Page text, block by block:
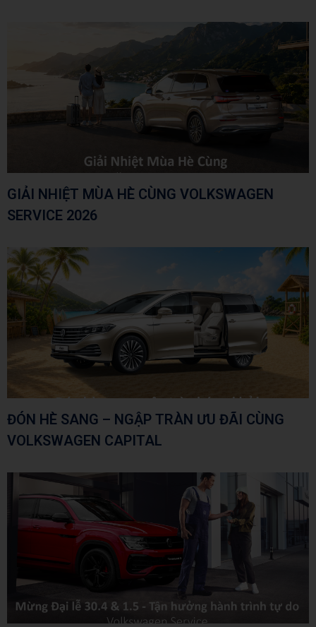
GIẢI NHIỆT MÙA HÈ CÙNG VOLKSWAGEN
SERVICE 2026
ĐÓN HÈ SANG – NGẬP TRÀN ƯU ĐÃI CÙNG
VOLKSWAGEN CAPITAL